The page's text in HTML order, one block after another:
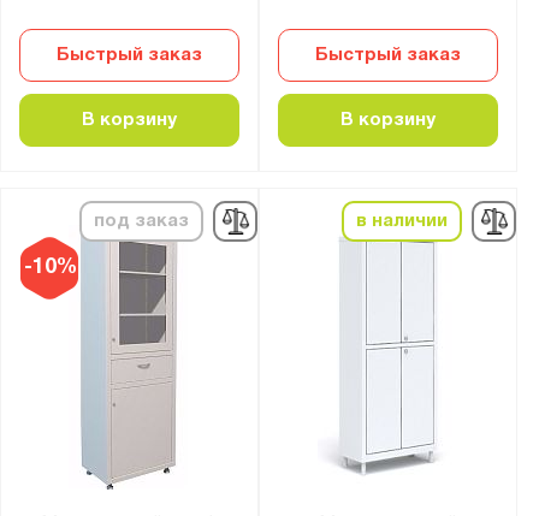
Быстрый заказ
В корзину
Быстрый заказ
В корзину
-10%
под заказ в наличии